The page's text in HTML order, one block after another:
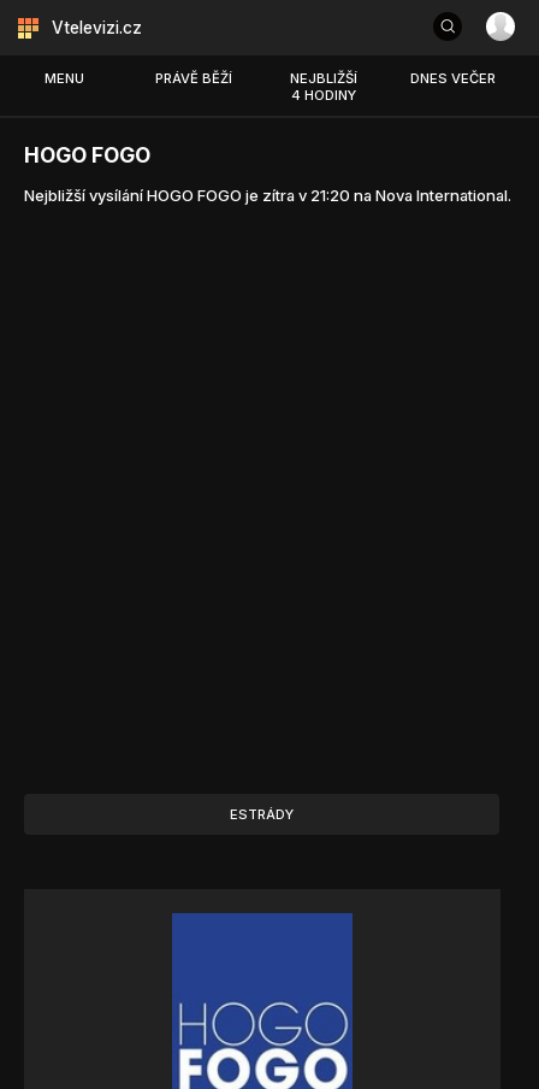
Vtelevizi.cz
MENU PRÁVĚ BĚŽÍ
NEJBLIŽŠÍ
4 HODINY
DNES VEČER
HOGO FOGO
Nejbližší vysílání HOGO FOGO je zítra v 21:20 na Nova International.
ESTRÁDY